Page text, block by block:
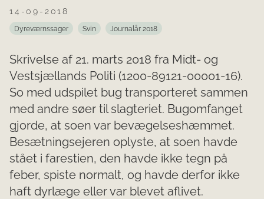
14-09-2018
Dyreværnssager Svin Journalår 2018
Skrivelse af 21. marts 2018 fra Midt- og
Vestsjællands Politi (1200-89121-00001-16).
So med udspilet bug transporteret sammen
med andre søer til slagteriet. Bugomfanget
gjorde, at soen var bevægelseshæmmet.
Besætningsejeren oplyste, at soen havde
stået i farestien, den havde ikke tegn på
feber, spiste normalt, og havde derfor ikke
haft dyrlæge eller var blevet aflivet.